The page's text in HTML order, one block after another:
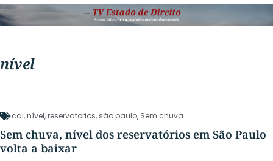
nível
cai,nível,reservatorios, são paulo, Sem chuva
Sem chuva, nível dos reservatórios em São Paulo
volta a baixar